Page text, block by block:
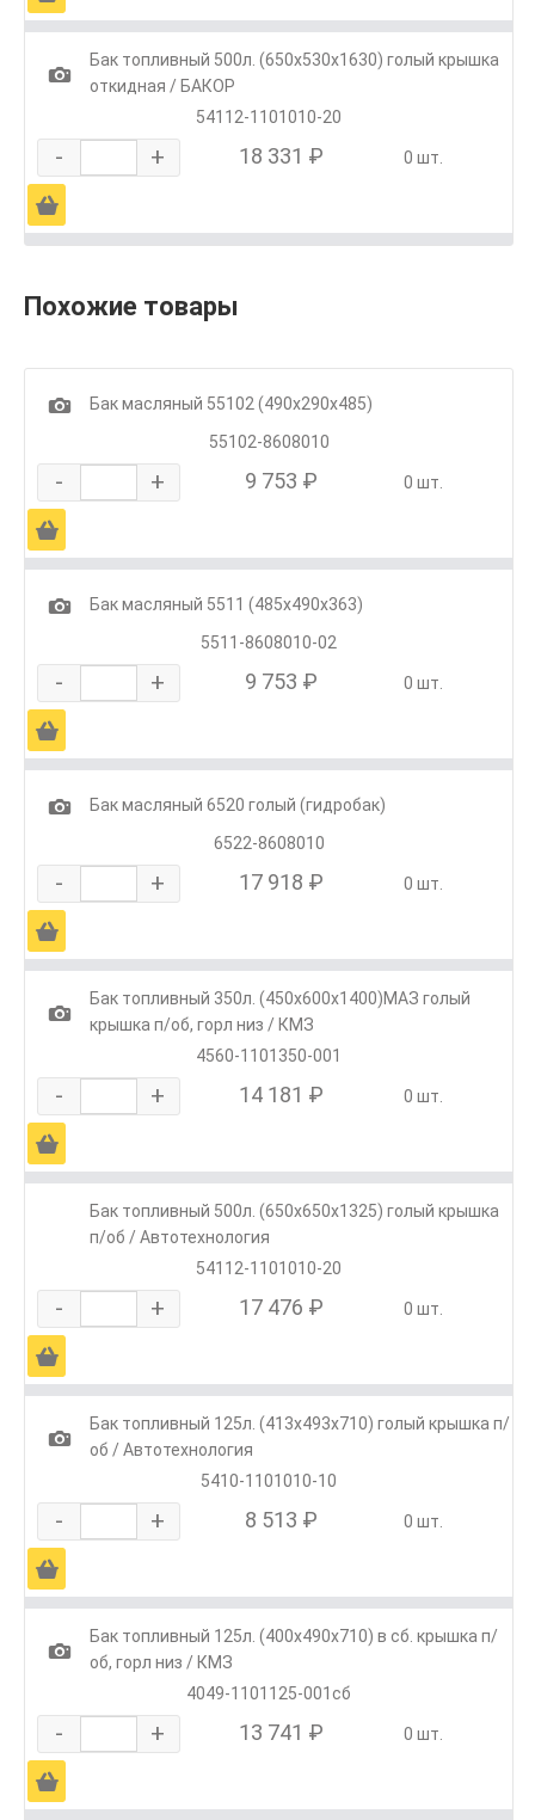
1
Бак топливный 500л. (650х530х1630) голый крышка
откидная / БАКОР
54112-1101010-20
- + 18 331 ₽ 0 шт.
Ä
Похожие товары
1
Бак масляный 55102 (490х290х485)
55102-8608010
- + 9 753 ₽ 0 шт.
Ä
1
Бак масляный 5511 (485х490х363)
5511-8608010-02
- + 9 753 ₽ 0 шт.
Ä
1
Бак масляный 6520 голый (гидробак)
6522-8608010
- + 17 918 ₽ 0 шт.
Ä
1
Бак топливный 350л. (450х600х1400)МАЗ голый
крышка п/об, горл низ / КМЗ
4560-1101350-001
- + 14 181 ₽ 0 шт.
Ä
Бак топливный 500л. (650х650х1325) голый крышка
п/об / Автотехнология
54112-1101010-20
- + 17 476 ₽ 0 шт.
Ä
1
Бак топливный 125л. (413х493х710) голый крышка п/
об / Автотехнология
5410-1101010-10
- + 8 513 ₽ 0 шт.
Ä
1
Бак топливный 125л. (400х490х710) в сб. крышка п/
об, горл низ / КМЗ
4049-1101125-001сб
- + 13 741 ₽ 0 шт.
Ä